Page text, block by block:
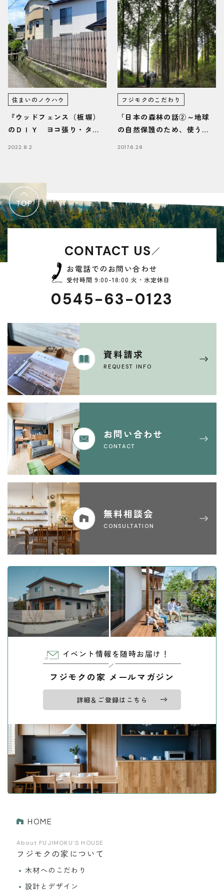
住まいのノウハウ
『ウッドフェンス（板塀）
のＤＩＹ ヨコ張り・タテ
2022.8.2
フジモクのこだわり
「日本の森林の話②～地球
の自然保護のため、使うた
2017.6.28
CONTACT US
お電話でのお問い合わせ
受付時間 9:00-18:00 火・水定休日
0545-63-0123
資料請求
REQUEST INFO
お問い合わせ
CONTACT
無料相談会
CONSULTATION
イベント情報を随時お届け！
フジモクの家 メールマガジン
詳細＆ご登録はこちら
HOME
About FUJIMOKU’S HOUSE
フジモクの家について
木材へのこだわり
設計とデザイン